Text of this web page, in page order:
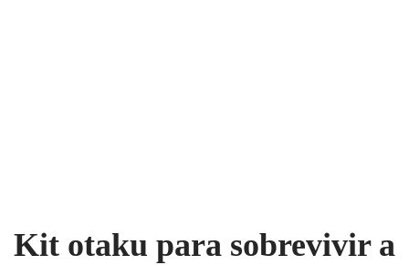
Kit otaku para sobrevivir a